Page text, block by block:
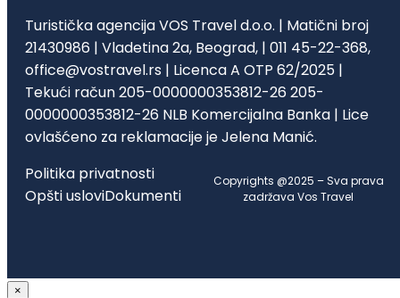
Turistička agencija VOS Travel d.o.o. | Matični broj
21430986 | Vladetina 2a, Beograd, | 011 45-22-368,
office@vostravel.rs | Licenca A OTP 62/2025 |
Tekući račun 205-0000000353812-26 205-
0000000353812-26 NLB Komercijalna Banka | Lice
ovlašćeno za reklamacije je Jelena Manić.
Politika privatnosti
Opšti usloviDokumenti
Copyrights @2025 – Sva prava
zadržava Vos Travel
×